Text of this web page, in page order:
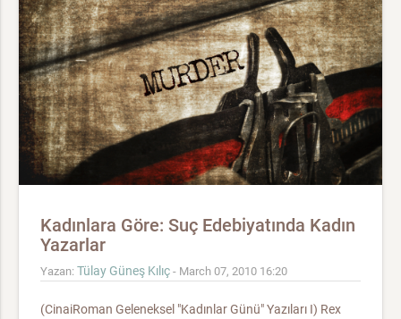
Kadınlara Göre: Suç Edebiyatında Kadın
Yazarlar
Yazan: Tülay Güneş Kılıç - March 07, 2010 16:20
(CinaiRoman Geleneksel "Kadınlar Günü" Yazıları I) Rex